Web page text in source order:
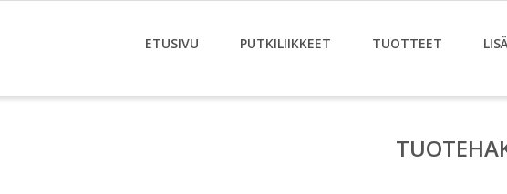
ETUSIVU PUTKILIIKKEET TUOTTEET